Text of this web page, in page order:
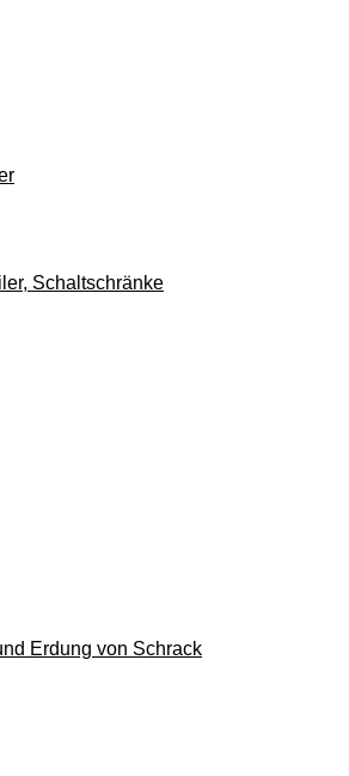
Schaltschränke
Erdung von Schrack